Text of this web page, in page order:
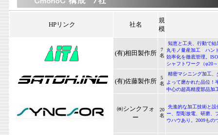
HPリンク 社名
規
模
(有)相田製作所
7
名
知恵と工夫、行動で
丸モノ量産加工 ハン
効率化を徹底管理。
シャフトワーク（φ20
(有)佐藤製作所
5
名
精密マシニング加工
よって磨かれた品位！
中心の超高精度部品加
㈱シンクフォ
ー
20
名
先進的な加工技術と
ー、型彫放電、研磨、
ウハウあり。2009もの